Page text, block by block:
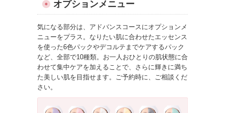
オプションメニュー
気になる部分は、アドバンスコースにオプションメ
ニューをプラス。なりたい肌に合わせたエッセンス
を使った6色パックやデコルテまでケアするパック
など、全部で10種類。お一人おひとりの肌状態に合
わせて集中ケアを加えることで、さらに輝きに満ち
た美しい肌を目指せます。ご予約時に、ご相談くだ
さい。